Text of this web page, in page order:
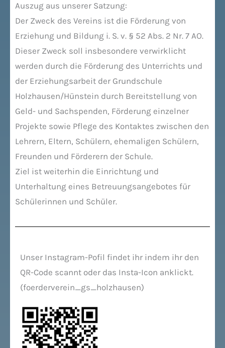
Auszug aus unserer Satzung:
Der Zweck des Vereins ist die Förderung von
Erziehung und Bildung i. S. v. § 52 Abs. 2 Nr. 7 AO.
Dieser Zweck soll insbesondere verwirklicht
werden durch die Förderung des Unterrichts und
der Erziehungsarbeit der Grundschule
Holzhausen/Hünstein durch Bereitstellung von
Geld- und Sachspenden, Förderung einzelner
Projekte sowie Pflege des Kontaktes zwischen den
Lehrern, Eltern, Schülern, ehemaligen Schülern,
Freunden und Förderern der Schule.
Ziel ist weiterhin die Einrichtung und
Unterhaltung eines Betreuungsangebotes für
Schülerinnen und Schüler.
Unser Instagram-Pofil findet ihr indem ihr den
QR-Code scannt oder das Insta-Icon anklickt.
(foerderverein_gs_holzhausen)